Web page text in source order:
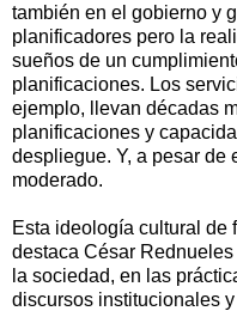
también en el gobierno y
planificadores pero la
sueños de un
planificaciones. Los
ejemplo, llevan décadas
planificaciones y
despliegue. Y, a pesar de
moderado.
Esta ideología cultural de
destaca César
la sociedad, en las
discursos institucionales